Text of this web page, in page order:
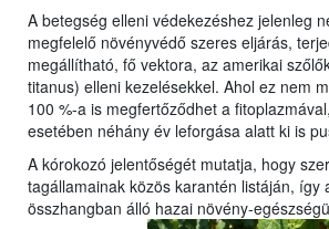
A betegség elleni védekezéshez jelenleg
megfelelő növényvédő szeres eljárás,
megállítható, fő vektora, az amerikai
titanus) elleni kezelésekkel. Ahol ez nem
100 %-a is megfertőződhet a
esetében néhány év leforgása alatt ki is
A kórokozó jelentőségét mutatja, hogy
tagállamainak közös karantén listáján, így
összhangban álló hazai növény-